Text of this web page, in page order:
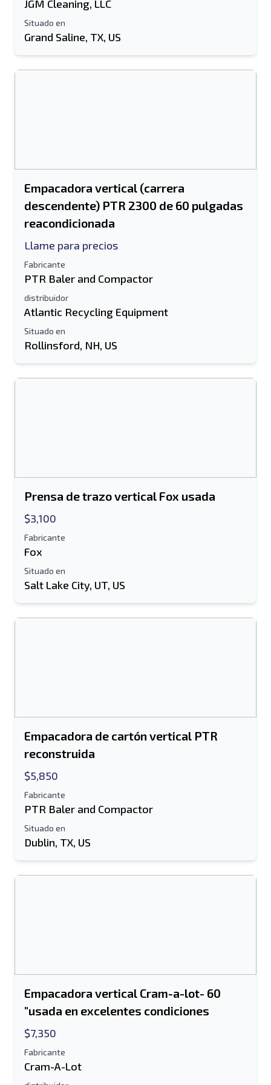
JGM Cleaning, LLC
Situado en
Grand Saline, TX, US
Empacadora vertical (carrera
descendente) PTR 2300 de 60 pulgadas
reacondicionada
Llame para precios
Fabricante
PTR Baler and Compactor
distribuidor
Atlantic Recycling Equipment
Situado en
Rollinsford, NH, US
Prensa de trazo vertical Fox usada
$3,100
Fabricante
Fox
Situado en
Salt Lake City, UT, US
Empacadora de cartón vertical PTR
reconstruida
$5,850
Fabricante
PTR Baler and Compactor
Situado en
Dublin, TX, US
Empacadora vertical Cram-a-lot- 60
"usada en excelentes condiciones
$7,350
Fabricante
Cram-A-Lot